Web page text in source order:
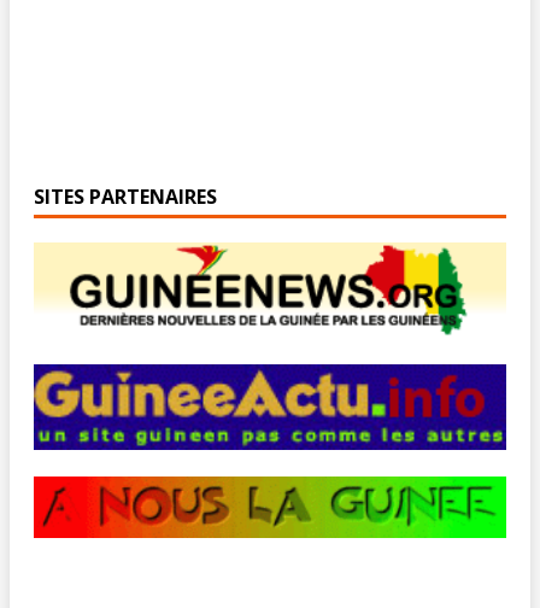
SITES PARTENAIRES